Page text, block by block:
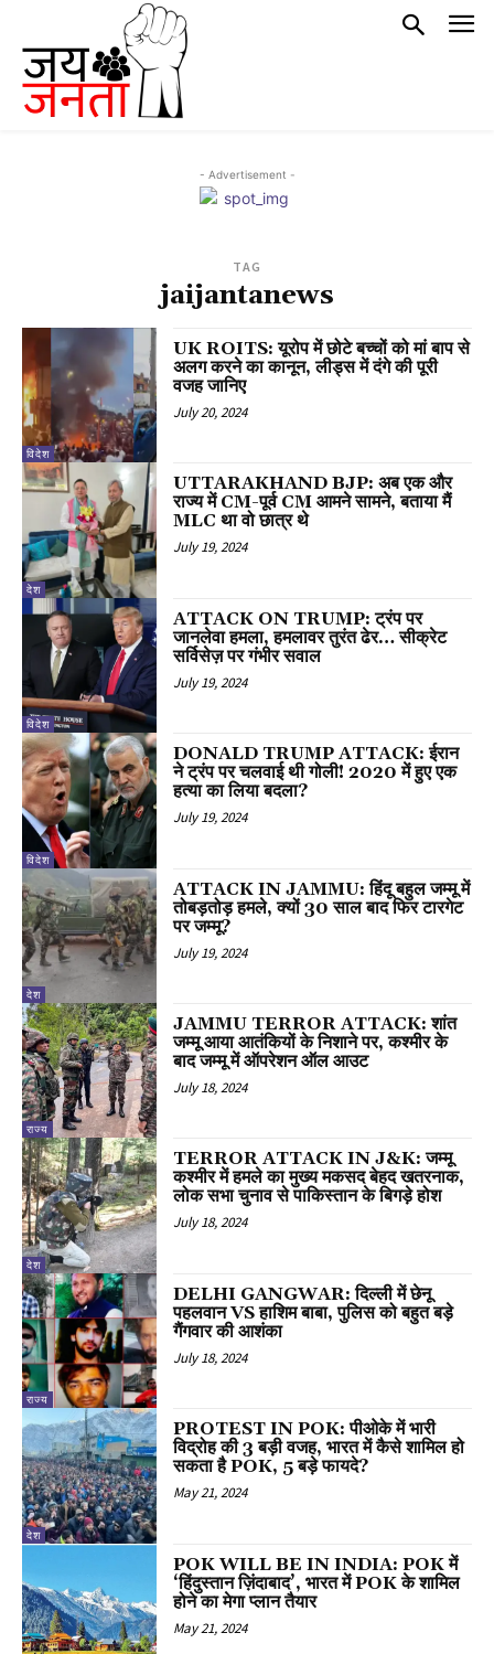
- Advertisement -
TAG
jaijantanews
विदेश
UK ROITS: यूरोप में छोटे बच्चों को मां बाप से
अलग करने का कानून, लीड्स में दंगे की पूरी
वजह जानिए
July 20, 2024
देश
UTTARAKHAND BJP: अब एक और
राज्य में CM-पूर्व CM आमने सामने, बताया मैं
MLC था वो छात्र थे
July 19, 2024
विदेश
ATTACK ON TRUMP: ट्रंप पर
जानलेवा हमला, हमलावर तुरंत ढेर… सीक्रेट
सर्विसेज़ पर गंभीर सवाल
July 19, 2024
विदेश
DONALD TRUMP ATTACK: ईरान
ने ट्रंप पर चलवाई थी गोली! 2020 में हुए एक
हत्या का लिया बदला?
July 19, 2024
देश
ATTACK IN JAMMU: हिंदू बहुल जम्मू में
तोबड़तोड़ हमले, क्यों 30 साल बाद फिर टारगेट
पर जम्मू?
July 19, 2024
राज्य
JAMMU TERROR ATTACK: शांत
जम्मू आया आतंकियों के निशाने पर, कश्मीर के
बाद जम्मू में ऑपरेशन ऑल आउट
July 18, 2024
देश
TERROR ATTACK IN J&K: जम्मू
कश्मीर में हमले का मुख्य मकसद बेहद खतरनाक,
लोक सभा चुनाव से पाकिस्तान के बिगड़े होश
July 18, 2024
राज्य
DELHI GANGWAR: दिल्ली में छेनू
पहलवान VS हाशिम बाबा, पुलिस को बहुत बड़े
गैंगवार की आशंका
July 18, 2024
देश
PROTEST IN POK: पीओके में भारी
विद्रोह की 3 बड़ी वजह, भारत में कैसे शामिल हो
सकता है POK, 5 बड़े फायदे?
May 21, 2024
POK WILL BE IN INDIA: POK में
‘हिंदुस्तान ज़िंदाबाद’, भारत में POK के शामिल
होने का मेगा प्लान तैयार
May 21, 2024